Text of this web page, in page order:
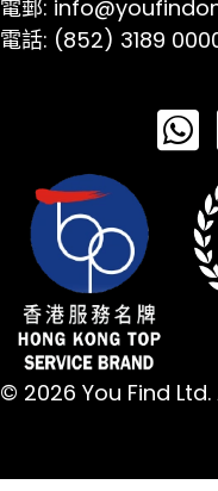
電郵:
電話: (852) 3189
© 2026 You Find